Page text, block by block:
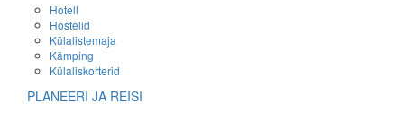
Hotell
Hostelid
Külalistemaja
Kämping
Külaliskorterid
PLANEERI JA REISI